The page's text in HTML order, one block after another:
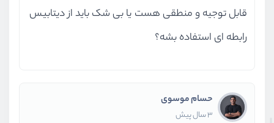
قابل توجیه و منطقی هست یا بی شک باید از دیتابیس
رابطه ای استفاده بشه؟
حسام موسوی
3 سال پیش